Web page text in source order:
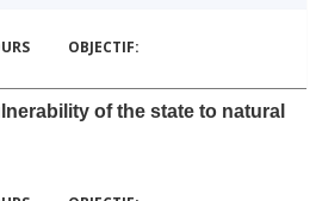
of the state to natural